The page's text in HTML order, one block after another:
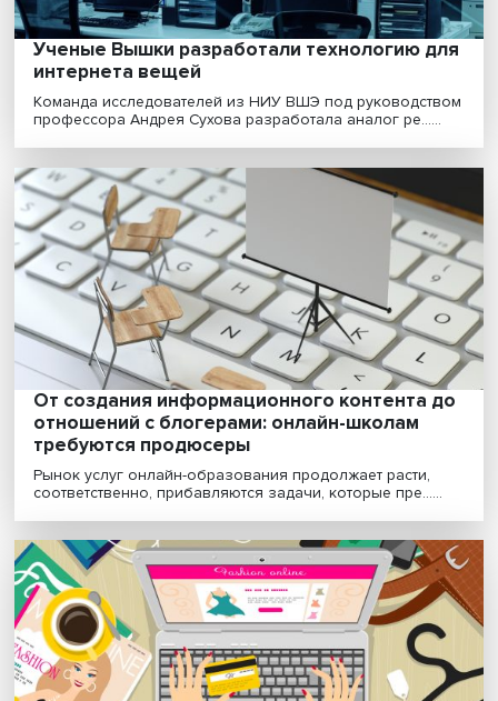
Ученые Вышки разработали технологию
интернета вещей
Команда исследователей из НИУ ВШЭ под
профессора Андрея Сухова разработала аналог
От создания информационного контента
отношений с блогерами: онлайн-школам
требуются продюсеры